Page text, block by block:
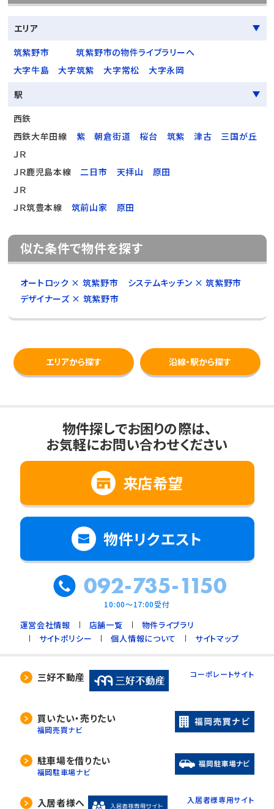
エリア
筑紫野市
筑紫野市の物件ライブラリーへ
大字牛島
大字筑紫 大字常松
大字永岡
駅
西鉄
西鉄大牟田線
紫 朝倉街道 桜台 筑紫 津古
三国が丘
ＪＲ
ＪＲ鹿児島本線
二日市 天拝山
原田
ＪＲ
ＪＲ筑豊本線
筑前山家 原田
似た条件で物件を探す
オートロック × 筑紫野市
システムキッチン × 筑紫野市
デザイナーズ × 筑紫野市
エリアから探す 沿線・駅から探す
物件探しでお困りの際は、
お気軽にお問い合わせください
来店希望
物件リクエスト
092-735-1150
10:00～17:00受付
運営会社情報 店舗一覧
物件ライブラリ
サイトポリシー
個人情報について サイトマップ
三好不動産 コーポレートサイト
買いたい・売りたい
福岡売買ナビ
駐車場を借りたい
福岡駐車場ナビ
入居者様へ 入居者様専用サイト